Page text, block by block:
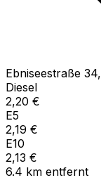
Ebniseestraße 34,
Diesel
2,20 €
E5
2,19 €
E10
2,13 €
6.4 km entfernt